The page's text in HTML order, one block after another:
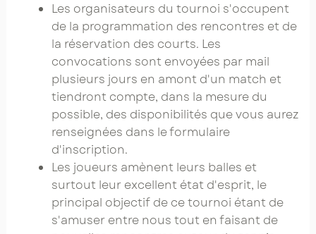
Les organisateurs du tournoi s'occupent
de la programmation des rencontres et de
la réservation des courts. Les
convocations sont envoyées par mail
plusieurs jours en amont d'un match et
tiendront compte, dans la mesure du
possible, des disponibilités que vous aurez
renseignées dans le formulaire
d'inscription.
Les joueurs amènent leurs balles et
surtout leur excellent état d'esprit, le
principal objectif de ce tournoi étant de
s'amuser entre nous tout en faisant de